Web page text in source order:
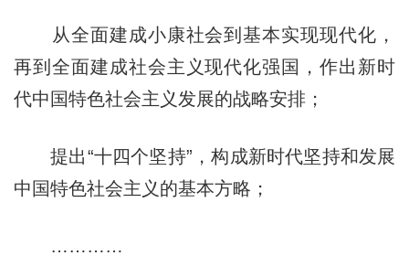
从全面建成小康社会到基本实现现代化，
再到全面建成社会主义现代化强国，作出新时
代中国特色社会主义发展的战略安排；
提出“十四个坚持”，构成新时代坚持和发展
中国特色社会主义的基本方略；
…………